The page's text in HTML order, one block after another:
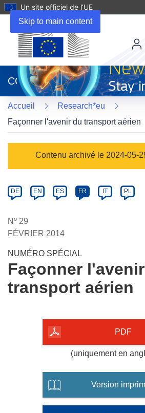
Skip to main content
Un site officiel de l’UE
dans
une
nouvelle
fenêtre)
CORDIS
Accueil
Research*eu
Façonner l'avenir du transport aérien
Category
Contenu archivé le 2024-05-
Article
available
the
following
languages:
DE EN ES FR IT PL
Nº 29
FÉVRIER 2014
NUMÉRO SPÉCIAL
Façonner
transport aérien
PDF
(uniquement en
Version